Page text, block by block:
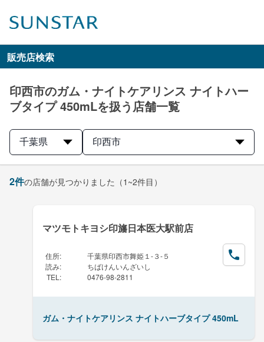
販売店検索
印西市のガム・ナイトケアリンス ナイトハー
ブタイプ 450mLを扱う店舗一覧
千葉県 印西市
2件の店舗が見つかりました （1~2件目）
マツモトキヨシ印旛日本医大駅前店
住所:
千葉県印西市舞姫１-３-５
読み:
ちばけんいんざいし
TEL : 0476-98-2811
ガム・ナイトケアリンス ナイトハーブタイプ 450mL